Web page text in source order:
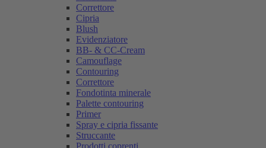
Correttore
Cipria
Blush
Evidenziatore
BB- & CC-Cream
Camouflage
Contouring
Correttore
Fondotinta minerale
Palette contouring
Primer
Spray e cipria fissante
Struccante
Prodotti coprenti